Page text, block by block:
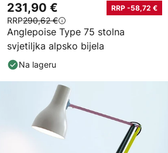
Anglepoise Type 75 stolna
svjetiljka alpsko bijela
231,90 € RRP -58,72 €
RRP290,62 €
Na lageru